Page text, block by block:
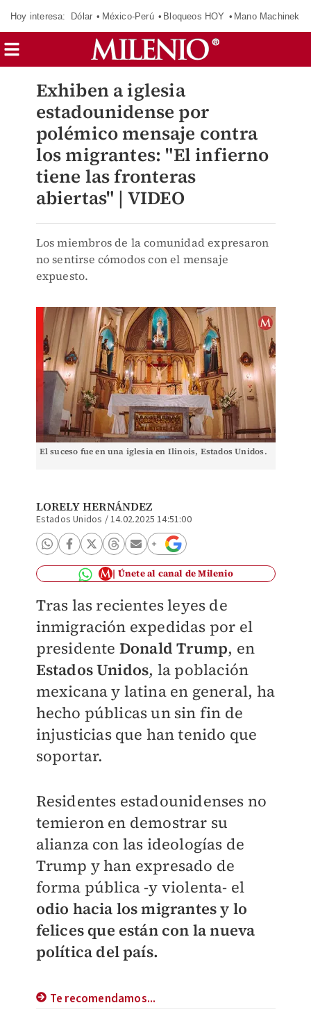
Hoy interesa: Dólar México-Perú Bloqueos HOY Mano Machinek
Exhiben a iglesia
estadounidense por
polémico mensaje contra
los migrantes: "El infierno
tiene las fronteras
abiertas" | VIDEO
Los miembros de la comunidad expresaron
no sentirse cómodos con el mensaje
expuesto.
El suceso fue en una iglesia en Ilinois, Estados Unidos.
LORELY HERNÁNDEZ
Estados Unidos /14.02.2025 14:51:00
Únete al canal de Milenio
Tras las recientes leyes de
inmigración expedidas por el
presidente Donald Trump, en
Estados Unidos, la población
mexicana y latina en general, ha
hecho públicas un sin fin de
injusticias que han tenido que
soportar.
Residentes estadounidenses no
temieron en demostrar su
alianza con las ideologías de
Trump y han expresado de
forma pública -y violenta- el
odio hacia los migrantes y lo
felices que están con la nueva
política del país.
Te recomendamos...